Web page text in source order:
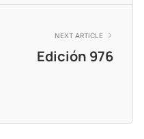
NEXT ARTICLE
Edición 976